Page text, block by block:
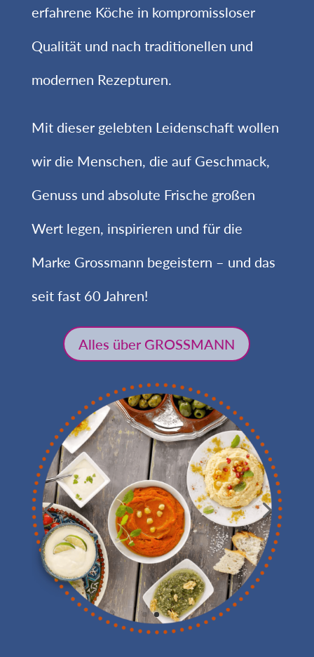
erfahrene Köche in kompromissloser
Qualität und nach traditionellen und
modernen Rezepturen.
Mit dieser gelebten Leidenschaft wollen
wir die Menschen, die auf Geschmack,
Genuss und absolute Frische großen
Wert legen, inspirieren und für die
Marke Grossmann begeistern – und das
seit fast 60 Jahren!
Alles über GROSSMANN